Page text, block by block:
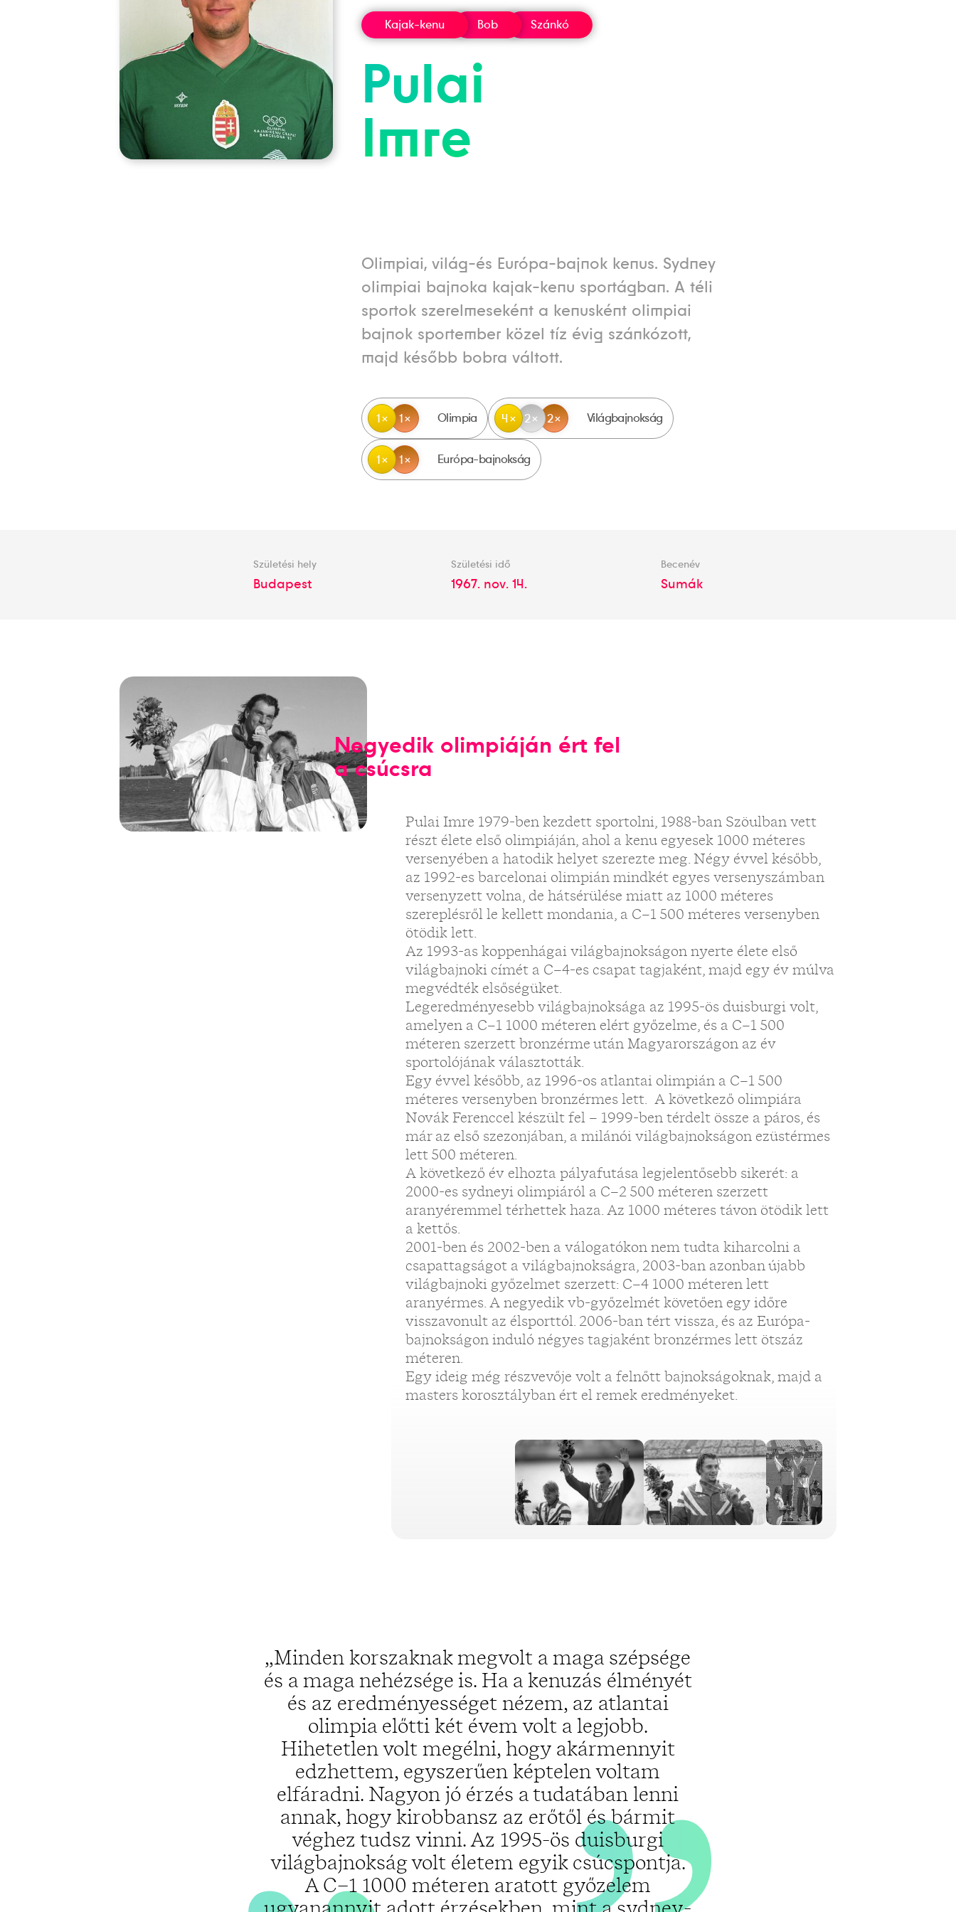
Kajak-kenu Bob Szánkó
Pulai
Imre
Olimpiai, világ-és Európa-bajnok kenus. Sydney
olimpiai bajnoka kajak-kenu sportágban. A téli
sportok szerelmeseként a kenusként olimpiai
bajnok sportember közel tíz évig szánkózott,
majd később bobra váltott.
1 1 Olimpia 4 2 2 Világbajnokság
1 1 Európa-bajnokság
Születési hely
Budapest
Születési idő
1967. nov. 14.
Becenév
Sumák
Negyedik olimpiáján ért fel
a csúcsra
Pulai Imre 1979-ben kezdett sportolni, 1988-ban Szöulban vett
részt élete első olimpiáján, ahol a kenu egyesek 1000 méteres
versenyében a hatodik helyet szerezte meg. Négy évvel később,
az 1992-es barcelonai olimpián mindkét egyes versenyszámban
versenyzett volna, de hátsérülése miatt az 1000 méteres
szereplésről le kellett mondania, a C–1 500 méteres versenyben
ötödik lett.
Az 1993-as koppenhágai világbajnokságon nyerte élete első
világbajnoki címét a C–4-es csapat tagjaként, majd egy év múlva
megvédték elsőségüket.
Legeredményesebb világbajnoksága az 1995-ös duisburgi volt,
amelyen a C–1 1000 méteren elért győzelme, és a C–1 500
méteren szerzett bronzérme után Magyarországon az év
sportolójának választották.
Egy évvel később, az 1996-os atlantai olimpián a C–1 500
méteres versenyben bronzérmes lett. A következő olimpiára
Novák Ferenccel készült fel – 1999-ben térdelt össze a páros, és
már az első szezonjában, a milánói világbajnokságon ezüstérmes
lett 500 méteren.
A következő év elhozta pályafutása legjelentősebb sikerét: a
2000-es sydneyi olimpiáról a C–2 500 méteren szerzett
aranyéremmel térhettek haza. Az 1000 méteres távon ötödik lett
a kettős.
2001-ben és 2002-ben a válogatókon nem tudta kiharcolni a
csapattagságot a világbajnokságra, 2003-ban azonban újabb
világbajnoki győzelmet szerzett: C–4 1000 méteren lett
aranyérmes. A negyedik vb-győzelmét követően egy időre
visszavonult az élsporttól. 2006-ban tért vissza, és az Európa-
bajnokságon induló négyes tagjaként bronzérmes lett ötszáz
méteren.
Egy ideig még részvevője volt a felnőtt bajnokságoknak, majd a
masters korosztályban ért el remek eredményeket.
„Minden korszaknak megvolt a maga szépsége
és a maga nehézsége is. Ha a kenuzás élményét
és az eredményességet nézem, az atlantai
olimpia előtti két évem volt a legjobb.
Hihetetlen volt megélni, hogy akármennyit
edzhettem, egyszerűen képtelen voltam
elfáradni. Nagyon jó érzés a tudatában lenni
annak, hogy kirobbansz az erőtől és bármit
véghez tudsz vinni. Az 1995-ös duisburgi
világbajnokság volt életem egyik csúcspontja.
A C–1 1000 méteren aratott győzelem
„ „